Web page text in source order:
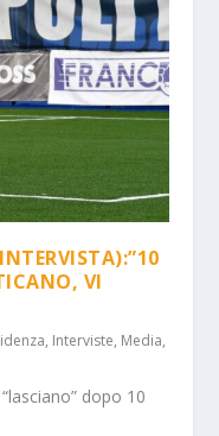
DALLA
17, NOVITÀ
VI
, Interviste, Media,
dopo 10